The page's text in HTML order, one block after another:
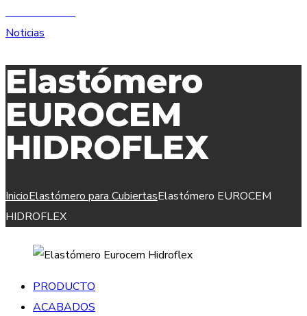
Noticias
Elastómero
EUROCEM
HIDROFLEX
InicioElastómero para CubiertasElastómero EUROCEM
HIDROFLEX
PRODUCTO
ACABADOS